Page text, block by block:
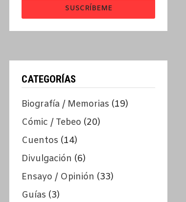
SUSCRÍBEME
CATEGORÍAS
Biografía / Memorias (19)
Cómic / Tebeo (20)
Cuentos (14)
Divulgación (6)
Ensayo / Opinión (33)
Guías (3)